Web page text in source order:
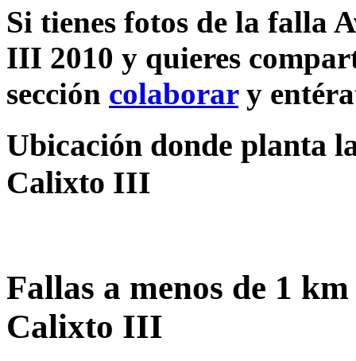
Si tienes fotos de la falla
III 2010 y quieres
sección colaborary
Ubicación donde planta
Calixto III
Fallas a menos de 1
Calixto III